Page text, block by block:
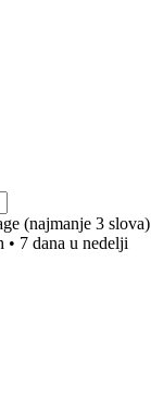
(najmanje 3 slova)
• 7 dana u nedelji